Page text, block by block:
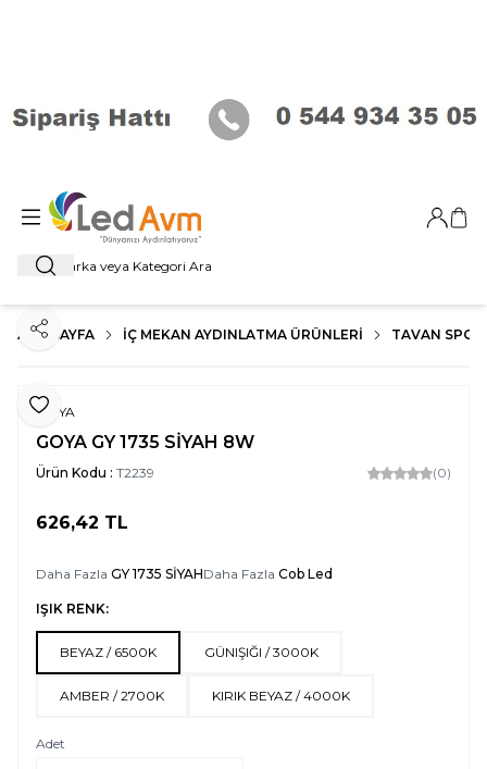
Ara
Giriş
ANA SAYFA İÇ MEKAN AYDINLATMA ÜRÜNLERI TAVAN SPOT
Favoriye Ekle
Paylaş
GOYA
GOYA GY 1735 SİYAH 8W
Ürün Kodu : T2239 (0)
626,42 TL
Daha Fazla GY 1735 SİYAHDaha Fazla Cob Led
IŞIK RENK:
BEYAZ / 6500K GÜNIŞIĞI / 3000K
AMBER / 2700K KIRIK BEYAZ / 4000K
Adet